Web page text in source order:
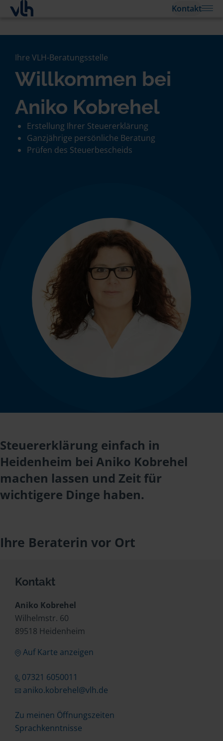
Kontakt
Ihre VLH-Beratungsstelle
Willkommen bei
Aniko Kobrehel
Erstellung Ihrer Steuererklärung
Ganzjährige persönliche Beratung
Prüfen des Steuerbescheids
Steuererklärung einfach in
Heidenheim bei Aniko Kobrehel
machen lassen und Zeit für
wichtigere Dinge haben.
Ihre Beraterin vor Ort
Kontakt
Aniko Kobrehel
Wilhelmstr. 60
89518 Heidenheim
Auf Karte anzeigen
07321 6050011
aniko.kobrehel@vlh.de
Zu meinen Öffnungszeiten
Sprachkenntnisse